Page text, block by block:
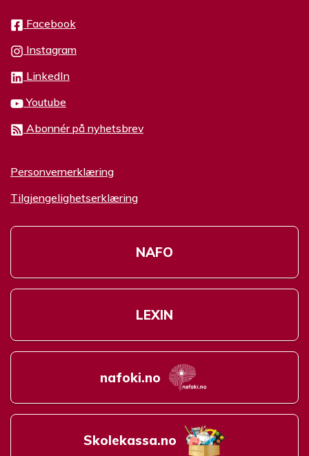
Facebook
Instagram
LinkedIn
Youtube
Abonnér på nyhetsbrev
Personvernerklæring
Tilgjengelighetserklæring
NAFO
LEXIN
nafoki.no
Skolekassa.no